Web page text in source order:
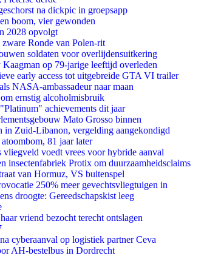
na dickpic in groepsapp
boom, vier gewonden
2028 opvolgt
Ronde van Polen-rit
soldaten voor overlijdensuitkering
op 79-jarige leeftijd overleden
early access tot uitgebreide GTA VI trailer
NASA-ambassadeur naar maan
ernstig alcoholmisbruik
achievements dit jaar
Mato Grosso binnen
in Zuid-Libanon, vergelding aangekondigd
81 jaar later
voedt vrees voor hybride aanval
insectenfabriek Protix om duurzaamheidsclaims
van Hormuz, VS buitenspel
250% meer gevechtsvliegtuigen in
droogte: Gereedschapskist leeg
vriend bezocht terecht ontslagen
cyberaanval op logistiek partner Ceva
AH-bestelbus in Dordrecht